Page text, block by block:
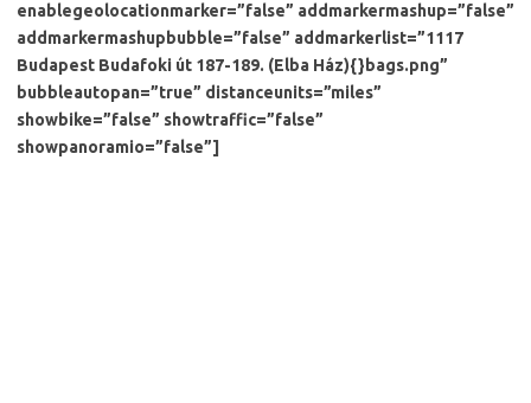
enablegeolocationmarker=”false” addmarkermashup=”false”
addmarkermashupbubble=”false” addmarkerlist=”1117
Budapest Budafoki út 187-189. (Elba Ház){}bags.png”
bubbleautopan=”true” distanceunits=”miles”
showbike=”false” showtraffic=”false”
showpanoramio=”false”]